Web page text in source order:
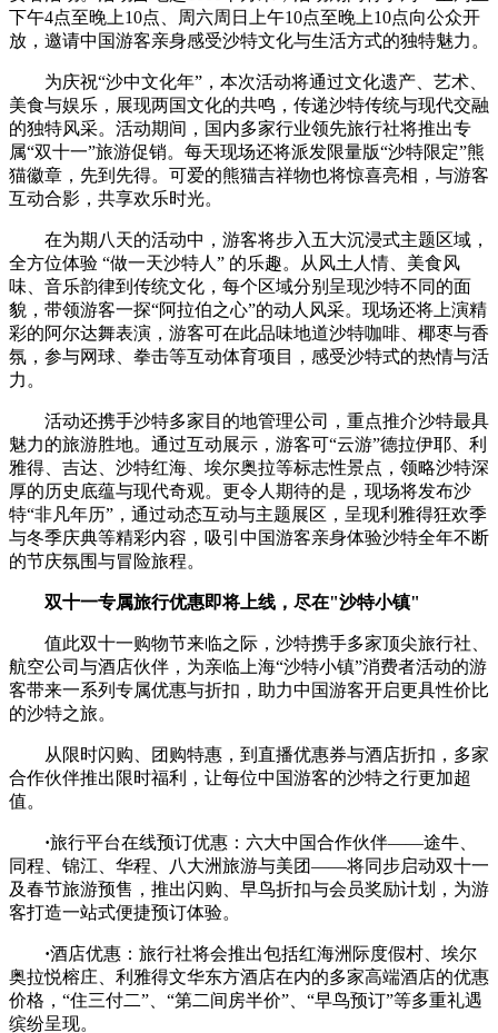
下午4点至晚上10点、周六周日上午10点至晚上10点向公众开
放，邀请中国游客亲身感受沙特文化与生活方式的独特魅力。
为庆祝“沙中文化年”，本次活动将通过文化遗产、艺术、
美食与娱乐，展现两国文化的共鸣，传递沙特传统与现代交融
的独特风采。活动期间，国内多家行业领先旅行社将推出专
属“双十一”旅游促销。每天现场还将派发限量版“沙特限定”熊
猫徽章，先到先得。可爱的熊猫吉祥物也将惊喜亮相，与游客
互动合影，共享欢乐时光。
在为期八天的活动中，游客将步入五大沉浸式主题区域，
全方位体验 “做一天沙特人” 的乐趣。从风土人情、美食风
味、音乐韵律到传统文化，每个区域分别呈现沙特不同的面
貌，带领游客一探“阿拉伯之心”的动人风采。现场还将上演精
彩的阿尔达舞表演，游客可在此品味地道沙特咖啡、椰枣与香
氛，参与网球、拳击等互动体育项目，感受沙特式的热情与活
力。
活动还携手沙特多家目的地管理公司，重点推介沙特最具
魅力的旅游胜地。通过互动展示，游客可“云游”德拉伊耶、利
雅得、吉达、沙特红海、埃尔奥拉等标志性景点，领略沙特深
厚的历史底蕴与现代奇观。更令人期待的是，现场将发布沙
特“非凡年历”，通过动态互动与主题展区，呈现利雅得狂欢季
与冬季庆典等精彩内容，吸引中国游客亲身体验沙特全年不断
的节庆氛围与冒险旅程。
双十一专属旅行优惠即将上线，尽在"沙特小镇"
值此双十一购物节来临之际，沙特携手多家顶尖旅行社、
航空公司与酒店伙伴，为亲临上海“沙特小镇”消费者活动的游
客带来一系列专属优惠与折扣，助力中国游客开启更具性价比
的沙特之旅。
从限时闪购、团购特惠，到直播优惠券与酒店折扣，多家
合作伙伴推出限时福利，让每位中国游客的沙特之行更加超
值。
·旅行平台在线预订优惠：六大中国合作伙伴——途牛、
同程、锦江、华程、八大洲旅游与美团——将同步启动双十一
及春节旅游预售，推出闪购、早鸟折扣与会员奖励计划，为游
客打造一站式便捷预订体验。
·酒店优惠：旅行社将会推出包括红海洲际度假村、埃尔
奥拉悦榕庄、利雅得文华东方酒店在内的多家高端酒店的优惠
价格，“住三付二”、“第二间房半价”、“早鸟预订”等多重礼遇
缤纷呈现。